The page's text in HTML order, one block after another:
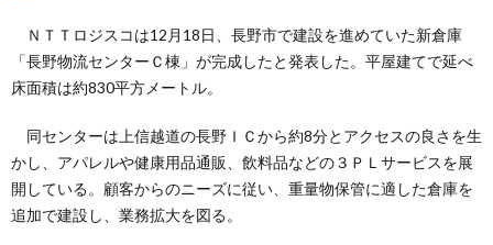
ＮＴＴロジスコは12月18日、長野市で建設を進めていた新倉庫
「長野物流センターＣ棟」が完成したと発表した。平屋建てで延べ
床面積は約830平方メートル。
同センターは上信越道の長野ＩＣから約8分とアクセスの良さを生
かし、アパレルや健康用品通販、飲料品などの３ＰＬサービスを展
開している。顧客からのニーズに従い、重量物保管に適した倉庫を
追加で建設し、業務拡大を図る。